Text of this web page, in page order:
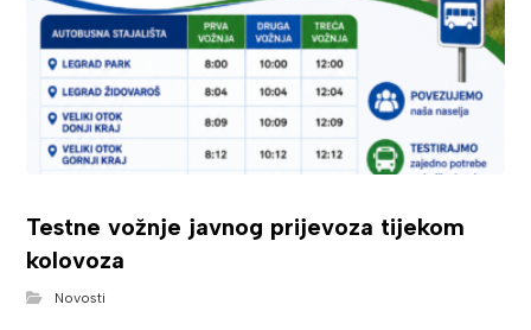
Testne vožnje javnog prijevoza tijekom
kolovoza
Novosti